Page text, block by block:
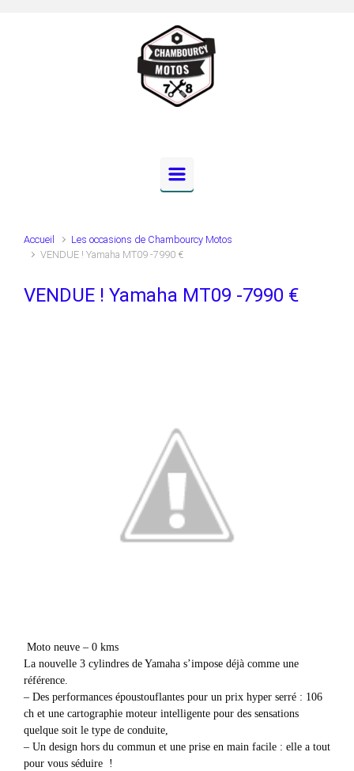
Accueil
Les occasions de Chambourcy Motos
VENDUE ! Yamaha MT09 -7990 €
VENDUE ! Yamaha MT09 -7990 €
Moto neuve – 0 kms
La nouvelle 3 cylindres de Yamaha s’impose déjà comme une
référence.
– Des performances époustouflantes pour un prix hyper serré : 106
ch et une cartographie moteur intelligente pour des sensations
quelque soit le type de conduite,
– Un design hors du commun et une prise en main facile : elle a tout
pour vous séduire !